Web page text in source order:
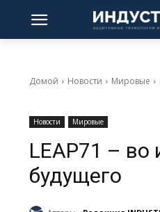
Домой Новости Мировые
Новости Мировые
LEAP71 – во
будущего